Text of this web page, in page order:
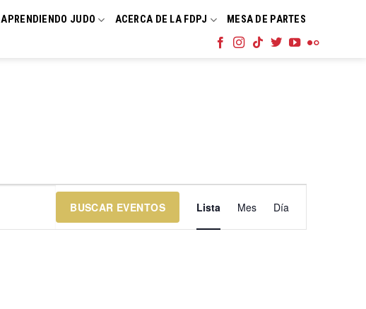
APRENDIENDO JUDO ACERCA DE LA FDPJ MESA DE PARTES
BUSCAR EVENTOS Lista Mes Día